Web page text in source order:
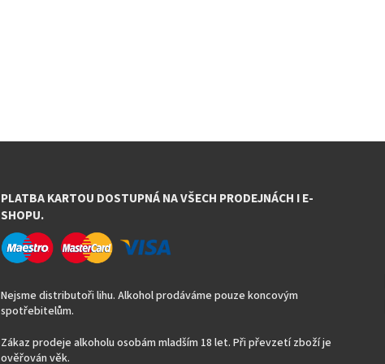
PLATBA KARTOU DOSTUPNÁ NA VŠECH PRODEJNÁCH I E-
SHOPU.
Nejsme distributoři lihu. Alkohol prodáváme pouze koncovým
spotřebitelům.
Zákaz prodeje alkoholu osobám mladším 18 let. Při převzetí zboží je
ověřován věk.